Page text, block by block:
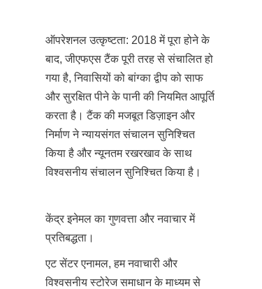
ऑपरेशनल उत्कृष्टता: 2018 में पूरा होने के
बाद, जीएफएस टैंक पूरी तरह से संचालित हो
गया है, निवासियों को बांग्का द्वीप को साफ
और सुरक्षित पीने के पानी की नियमित आपूर्ति
करता है। टैंक की मजबूत डिज़ाइन और
निर्माण ने न्यायसंगत संचालन सुनिश्चित
किया है और न्यूनतम रखरखाव के साथ
विश्वसनीय संचालन सुनिश्चित किया है।
केंद्र इनेमल का गुणवत्ता और नवाचार में
प्रतिबद्धता।
एट सेंटर एनामल, हम नवाचारी और
विश्वसनीय स्टोरेज समाधान के माध्यम से